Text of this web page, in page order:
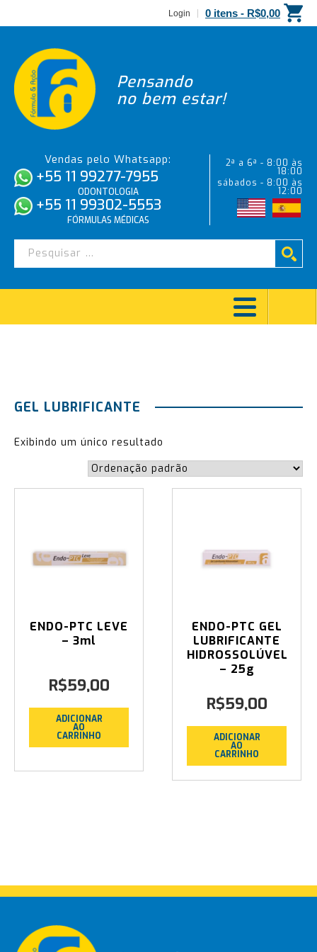
Login 0 itens - R$0,00
Pensando
no bem estar!
Vendas pelo Whatsapp:
+55 11 99277-7955
ODONTOLOGIA
+55 11 99302-5553
FÓRMULAS MÉDICAS
2ª a 6ª - 8:00 às
18:00
sábados - 8:00 às
12:00
GEL LUBRIFICANTE
Exibindo um único resultado
ENDO-PTC LEVE
– 3ml
R$59,00
ADICIONAR
AO
CARRINHO
ENDO-PTC GEL
LUBRIFICANTE
HIDROSSOLÚVEL
– 25g
R$59,00
ADICIONAR
AO
CARRINHO